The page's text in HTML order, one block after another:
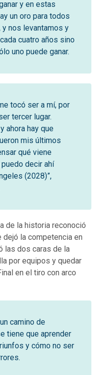
y en estas
un oro para todos
nos levantamos y
cuatro años sino
uno puede ganar.
tocó ser a mí, por
tercer lugar.
ahora hay que
mis últimos
qué viene
decir ahí
(2028)”,
de la historia reconoció
la competencia en
las dos caras de la
por equipos y quedar
en el tiro con arco
camino de
tiene que aprender
y cómo no ser